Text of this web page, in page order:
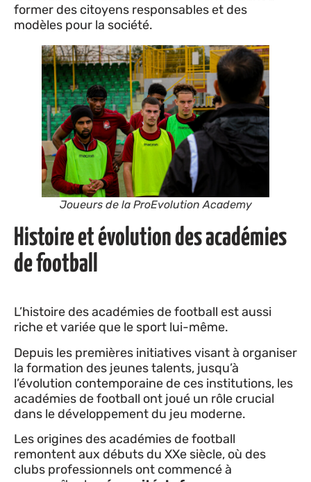
former des citoyens responsables et des
modèles pour la société.
Joueurs de la ProEvolution Academy
Histoire et évolution des académies
de football
L’histoire des académies de football est aussi
riche et variée que le sport lui-même.
Depuis les premières initiatives visant à organiser
la formation des jeunes talents, jusqu’à
l’évolution contemporaine de ces institutions, les
académies de football ont joué un rôle crucial
dans le développement du jeu moderne.
Les origines des académies de football
remontent aux débuts du XXe siècle, où des
clubs professionnels ont commencé à